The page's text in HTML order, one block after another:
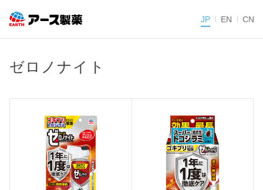
JP EN CN
ゼロノナイト